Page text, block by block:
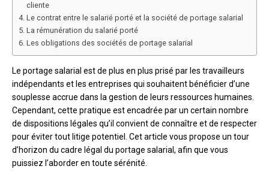
cliente
Le contrat entre le salarié porté et la société de portage salarial
La rémunération du salarié porté
Les obligations des sociétés de portage salarial
Le portage salarial est de plus en plus prisé par les travailleurs
indépendants et les entreprises qui souhaitent bénéficier d’une
souplesse accrue dans la gestion de leurs ressources humaines.
Cependant, cette pratique est encadrée par un certain nombre
de dispositions légales qu’il convient de connaître et de respecter
pour éviter tout litige potentiel. Cet article vous propose un tour
d’horizon du cadre légal du portage salarial, afin que vous
puissiez l’aborder en toute sérénité.